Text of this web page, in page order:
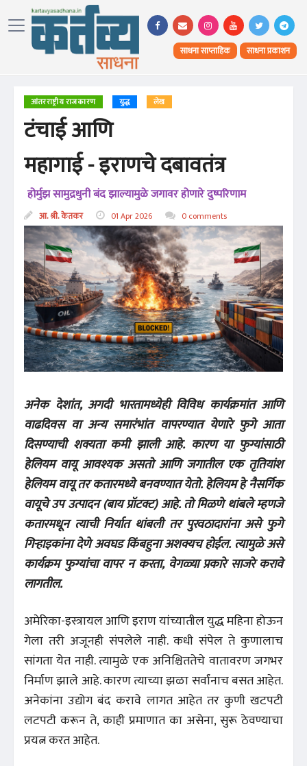
साधना साप्ताहिक साधना प्रकाशन
आंतरराष्ट्रीय राजकारण युद्ध लेख
टंचाई आणि
महागाई - इराणचे दबावतंत्र
होर्मुझ सामुद्रधुनी बंद झाल्यामुळे जगावर होणारे दुष्परिणाम
आ. श्री. केतकर 01 Apr 2026 0 comments
अनेक देशांत, अगदी भारतामध्येही विविध कार्यक्रमांत आणि
वाढदिवस वा अन्य समारंभांत वापरण्यात येणारे फुगे आता
दिसण्याची शक्यता कमी झाली आहे. कारण या फुग्यांसाठी
हेलियम वायू आवश्यक असतो आणि जगातील एक तृतियांश
हेलियम वायू तर कतारमध्ये बनवण्यात येतो. हेलियम हे नैसर्गिक
वायूचे उप उत्पादन (बाय प्रॉटक्ट) आहे. तो मिळणे थांबले म्हणजे
कतारमधून त्याची निर्यात थांबली तर पुरवठादारांना असे फुगे
गिऱ्हाइकांना देणे अवघड किंबहुना अशक्यच होईल. त्यामुळे असे
कार्यक्रम फुग्यांचा वापर न करता, वेगळ्या प्रकारे साजरे करावे
लागतील.
अमेरिका-इस्त्रायल आणि इराण यांच्यातील युद्ध महिना होऊन
गेला तरी अजूनही संपलेले नाही. कधी संपेल ते कुणालाच
सांगता येत नाही. त्यामुळे एक अनिश्चिततेचे वातावरण जगभर
निर्माण झाले आहे. कारण त्याच्या झळा सर्वांनाच बसत आहेत.
अनेकांना उद्योग बंद करावे लागत आहेत तर कुणी खटपटी
लटपटी करून ते, काही प्रमाणात का असेना, सुरू ठेवण्याचा
प्रयत्न करत आहेत.